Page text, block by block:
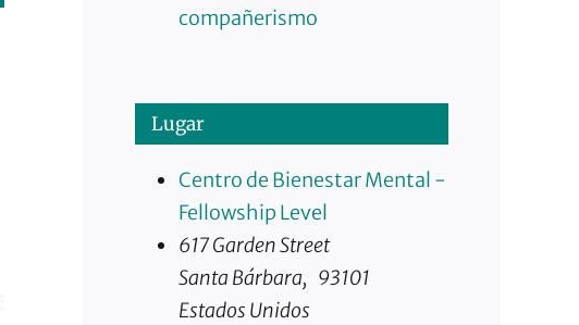
compañerismo
Lugar
Centro de Bienestar Mental -
Fellowship Level
617 Garden Street
Santa Bárbara, 93101
Estados Unidos